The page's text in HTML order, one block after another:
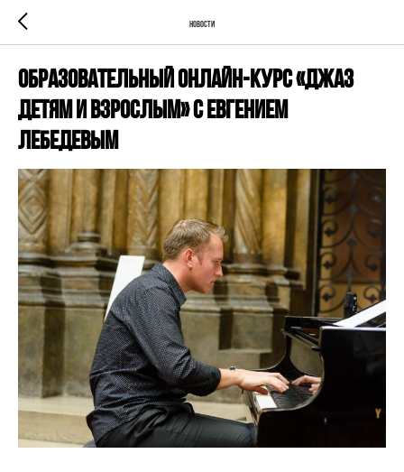
Новости
Образовательный онлайн-курс «Джаз
детям и взрослым» с Евгением
Лебедевым